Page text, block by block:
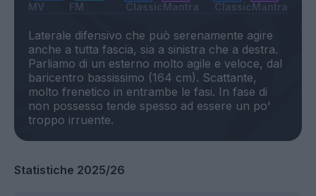
MV FM ClassicMantra ClassicMantra
Laterale difensivo che può serenamente agire
anche a tutta fascia, sia a sinistra che a destra.
Parliamo di un esterno molto agile e veloce, dal
baricentro bassissimo (164 cm). Scattante,
molto frenetico in entrambe le fasi. In fase di
non possesso tende spesso ad essere un po'
Statistiche 2025/26